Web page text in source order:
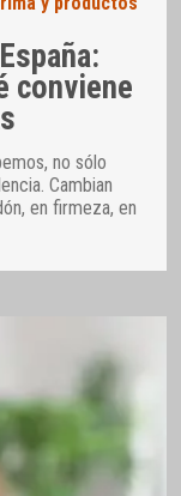
conviene
no sólo
Cambian
en firmeza, en